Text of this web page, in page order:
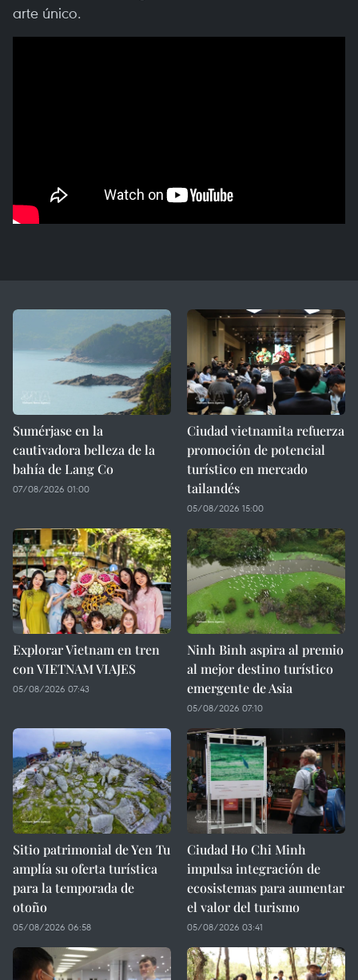
arte único.
Sumérjase en la
cautivadora belleza de la
bahía de Lang Co
07/08/2026 01:00
Ciudad vietnamita refuerza
promoción de potencial
turístico en mercado
tailandés
05/08/2026 15:00
Explorar Vietnam en tren
con VIETNAM VIAJES
05/08/2026 07:43
Ninh Binh aspira al premio
al mejor destino turístico
emergente de Asia
05/08/2026 07:10
Sitio patrimonial de Yen Tu
amplía su oferta turística
para la temporada de
otoño
05/08/2026 06:58
Ciudad Ho Chi Minh
impulsa integración de
ecosistemas para aumentar
el valor del turismo
05/08/2026 03:41